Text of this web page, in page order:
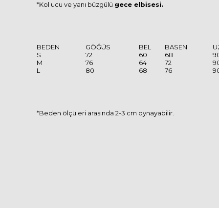
*Kol ucu ve yanı büzgülü gece elbisesi.
BEDEN GÖĞÜS BEL BASEN
S
72 60 68
M
76 64 72
L
80 68 76
*Beden ölçüleri arasında 2-3 cm oynayabilir.